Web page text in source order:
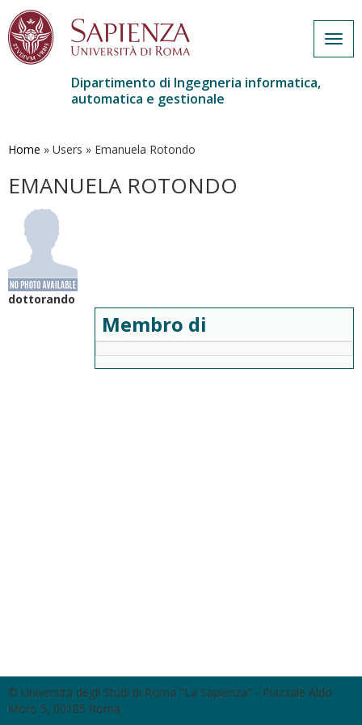
contenuto
Dipartimento di Ingegneria informatica,
automatica e gestionale
Home » Users » Emanuela Rotondo
EMANUELA ROTONDO
dottorando
Membro di
© Università degli Studi di Roma "La Sapienza" - Piazzale Aldo
Moro 5, 00185 Roma